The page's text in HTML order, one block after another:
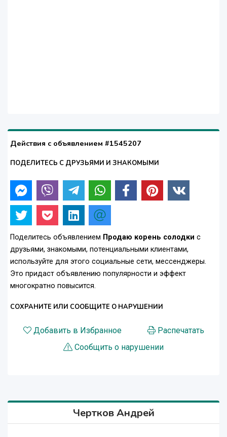
Действия с объявлением #1545207
ПОДЕЛИТЕСЬ С ДРУЗЬЯМИ И ЗНАКОМЫМИ
Поделитесь объявлением Продаю корень солодки с
друзьями, знакомыми, потенциальными клиентами,
используйте для этого социальные сети, мессенджеры.
Это придаст объявлению популярности и эффект
многократно повысится.
СОХРАНИТЕ ИЛИ СООБЩИТЕ О НАРУШЕНИИ
Добавить в Избранное
Распечатать
Сообщить о нарушении
Чертков Андрей